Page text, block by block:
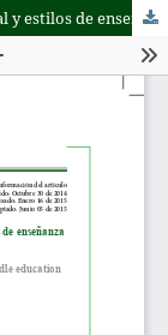
Educación de la competencia socioemocional y estilos de enseñanza en la educación media